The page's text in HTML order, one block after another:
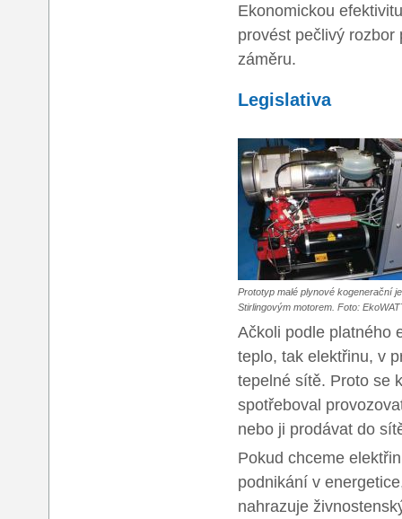
Ekonomickou
provést pečlivý
záměru.
Legislativa
Prototyp malé plynové kogenerační
Stirlingovým motorem. Foto:
Ačkoli podle platného
teplo, tak elektřinu, v
tepelné sítě. Proto se
spotřeboval
nebo ji prodávat do
Pokud chceme
podnikání v
nahrazuje